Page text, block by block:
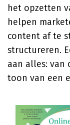
het opzetten
helpen
content af te
structureren.
aan alles: van
toon van een